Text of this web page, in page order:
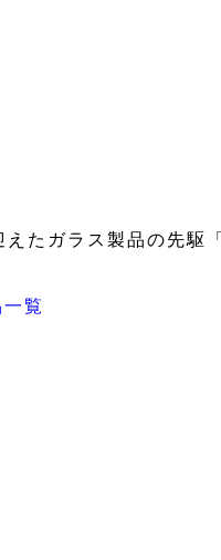
たガラス製品の先駆
覧